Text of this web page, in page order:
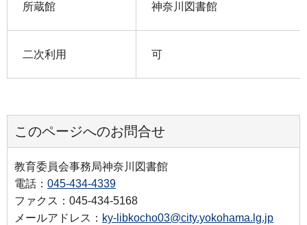
所蔵館 神奈川図書館
二次利用 可
このページへのお問合せ
教育委員会事務局神奈川図書館
電話： 045-434-4339
ファクス：045-434-5168
メールアドレス： ky-libkocho03@city.yokohama.lg.jp